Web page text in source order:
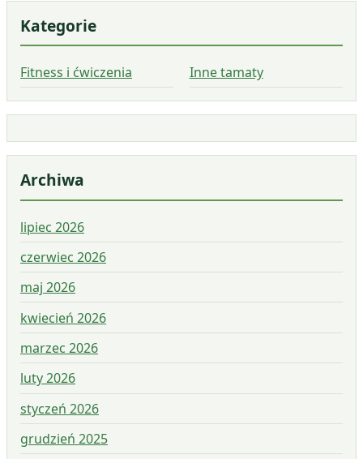
Kategorie
Fitness i ćwiczenia Inne tamaty
Archiwa
lipiec 2026
czerwiec 2026
maj 2026
kwiecień 2026
marzec 2026
luty 2026
styczeń 2026
grudzień 2025